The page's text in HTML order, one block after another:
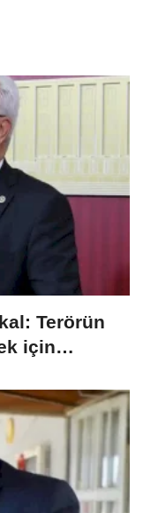
Terörün
için